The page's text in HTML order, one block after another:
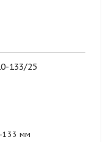
133/25
133 мм